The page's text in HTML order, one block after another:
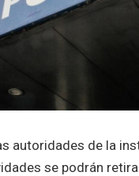
autoridades de la
se podrán